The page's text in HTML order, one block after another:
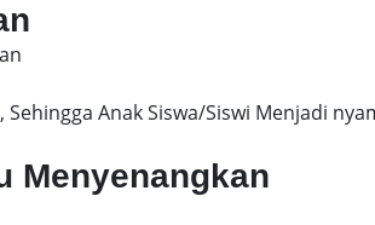
Anak Siswa/Siswi Menjadi
Menyenangkan